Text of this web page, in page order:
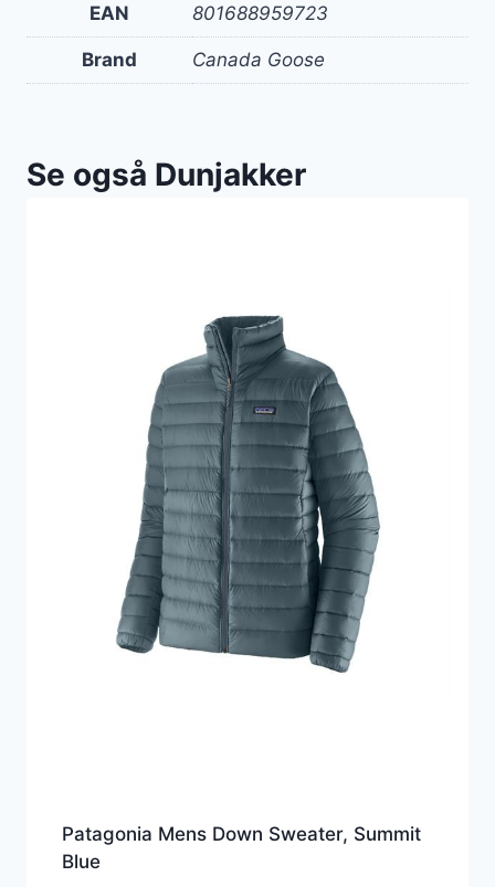
EAN 801688959723
Brand Canada Goose
Se også Dunjakker
Patagonia Mens Down Sweater, Summit
Blue